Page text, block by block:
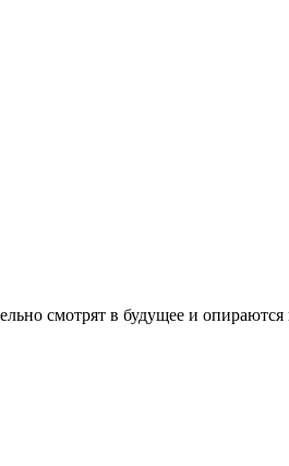
смотрят в будущее и